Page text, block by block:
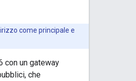
come principale e
con un gateway
che